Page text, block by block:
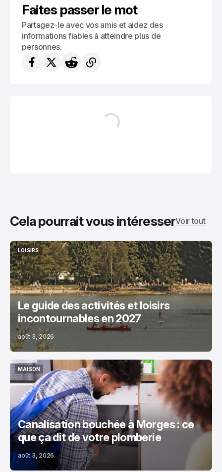
Faites passer le mot
Partagez-le avec vos amis et aidez des
informations fiables à atteindre plus de
personnes.
Cela pourrait vous intéresserVoir tout
LOISIRS
LOISIRS
Le guide des activités et loisirs
incontournables en 2027
août 3, 2026
MAISON
MAISON
Canalisation bouchée à Morges : ce
que ça dit de votre plomberie
août 3, 2026